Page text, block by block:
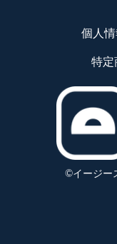
個人
特
©イージー